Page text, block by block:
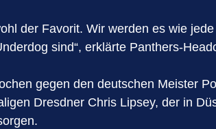
der Favorit. Wir werden es wie
sind“, erklärte Panthers-
gegen den deutschen Meister
Dresdner Chris Lipsey, der in